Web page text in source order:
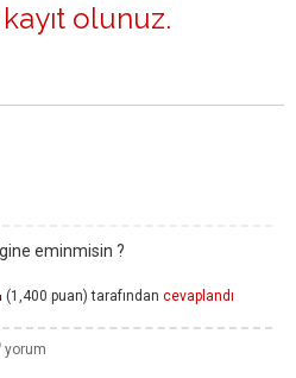
kayıt olunuz.
eminmisin ?
(1,400 puan) tarafından cevaplandı